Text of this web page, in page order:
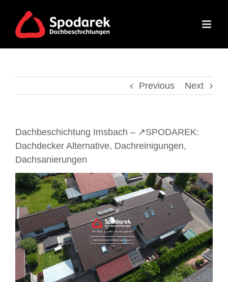
content
Previous Next
Dachbeschichtung Imsbach – ↗️SPODAREK:
Dachdecker Alternative, Dachreinigungen,
Dachsanierungen